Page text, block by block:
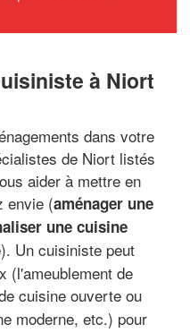
à Niort
dans votre
de Niort listés
aider à mettre en
envie (aménager une
une cuisine
Un cuisiniste peut
(l'ameublement de
cuisine ouverte ou
moderne, etc.) pour